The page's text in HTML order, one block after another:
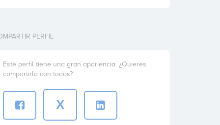
PERFIL
Este perfil tiene una gran apariencia. ¿Quieres
compartirlo con todos?
X